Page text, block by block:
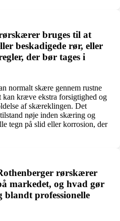
bruges til at
beskadigede rør, eller
der bør tages i
normalt skære gennem rustne
kan kræve ekstra forsigtighed og
af skæreklingen. Det
nøje inden skæring og
tegn på slid eller korrosion, der
rørskærer
markedet, og hvad gør
professionelle